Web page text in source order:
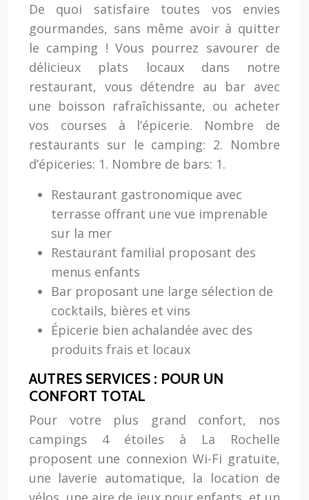
De quoi satisfaire toutes vos envies
gourmandes, sans même avoir à quitter
le camping ! Vous pourrez savourer de
délicieux plats locaux dans notre
restaurant, vous détendre au bar avec
une boisson rafraîchissante, ou acheter
vos courses à l’épicerie. Nombre de
restaurants sur le camping: 2. Nombre
d’épiceries: 1. Nombre de bars: 1.
Restaurant gastronomique avec
terrasse offrant une vue imprenable
sur la mer
Restaurant familial proposant des
menus enfants
Bar proposant une large sélection de
cocktails, bières et vins
Épicerie bien achalandée avec des
produits frais et locaux
AUTRES SERVICES : POUR UN
CONFORT TOTAL
Pour votre plus grand confort, nos
campings 4 étoiles à La Rochelle
proposent une connexion Wi-Fi gratuite,
une laverie automatique, la location de